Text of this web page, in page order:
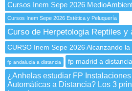
Cursos Inem Sepe 2026
Cursos Inem Sepe 2026 Estética y Peluquería
Curso de Herpetologia Reptiles y
CURSO Inem Sepe 2026 Alcanzando
fp andalucia a distancia fp madrid a distancia
¿Anhelas estudiar FP
Automáticas a Distancia? Los 3